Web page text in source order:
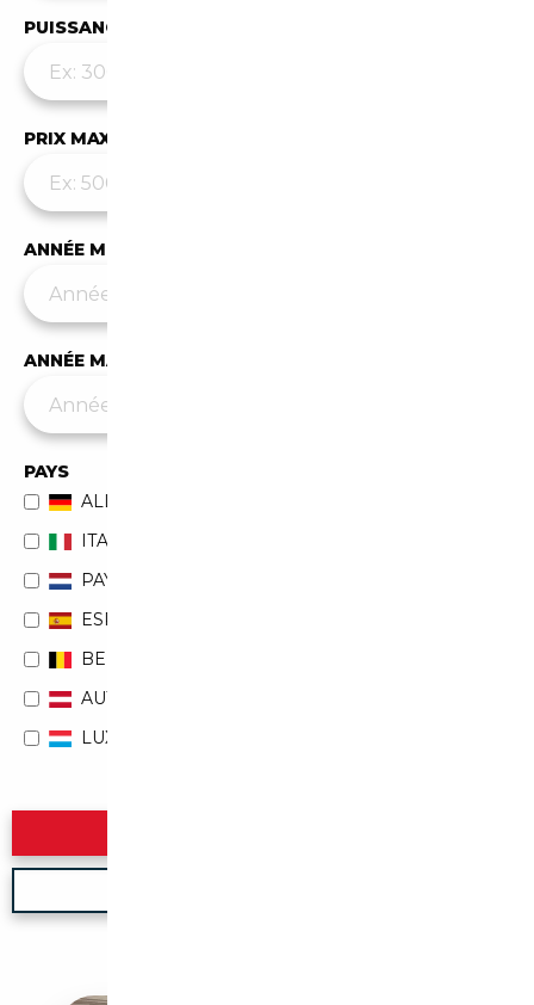
PUISSANCE MAX
PRIX MAX (€)
ANNÉE MIN
ANNÉE MAX
PAYS
ALLEMAGNE
ITALIE
PAYS-BAS
ESPAGNE
BELGIQUE
AUTRICHE
LUXEMBOURG